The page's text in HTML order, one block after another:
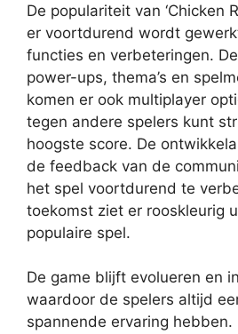
De populariteit van ‘Chicken
er voortdurend wordt
functies en verbeteringen.
power-ups, thema’s en
komen er ook multiplayer
tegen andere spelers kunt
hoogste score. De
de feedback van de
het spel voortdurend te
toekomst ziet er rooskleurig
populaire spel.
De game blijft evolueren en
waardoor de spelers altijd
spannende ervaring